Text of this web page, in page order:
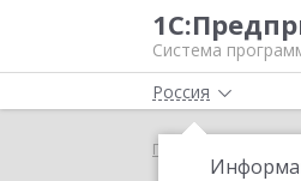
Система
Россия
Главная